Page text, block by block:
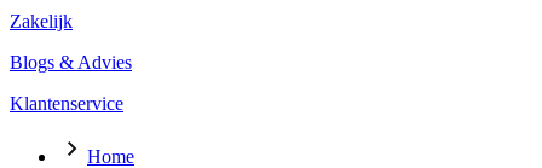
Zakelijk
Blogs & Advies
Klantenservice
Home